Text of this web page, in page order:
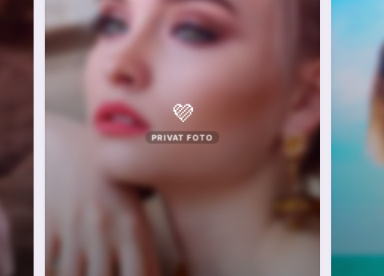
💜
PRIVAT FOTO